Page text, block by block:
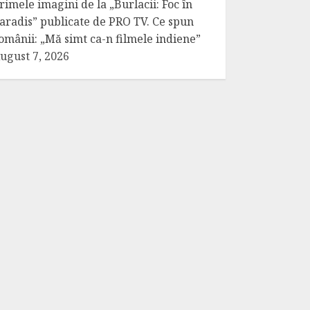
imagini de la „Burlacii: Foc în
publicate de PRO TV. Ce spun
„Mă simt ca-n filmele indiene”
7, 2026